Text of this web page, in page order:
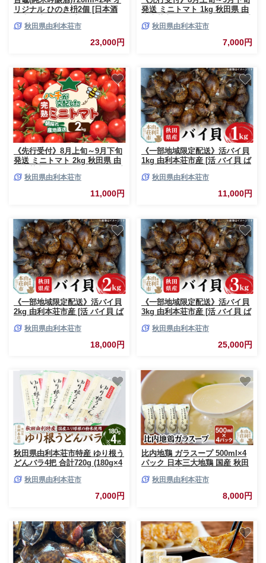
リジナル ひのき枡2個 [日本酒
ど 酒枡 さかます 7.2L セット]
秋田県由利本荘市
23,000円
発送 ミニトマト 1kg 秋田県 由
摘み 朝採り 新鮮 秋田県産 由利
秋田県由利本荘市
7,000円
《先行受付》8月上旬～9月下旬
発送 ミニトマト 2kg 秋田県 由
摘み 朝採り 新鮮 秋田県産 由利
秋田県由利本荘市
11,000円
《一部地域限定配送》活バイ貝
1kg 由利本荘市産 [活 バイ貝 ば
り 秋田県産 由利本荘市産]
秋田県由利本荘市
11,000円
《一部地域限定配送》活バイ貝
2kg 由利本荘市産 [活 バイ貝 ば
り 秋田県産 由利本荘市産]
秋田県由利本荘市
18,000円
《一部地域限定配送》活バイ貝
3kg 由利本荘市産 [活 バイ貝 ば
り 秋田県産 由利本荘市産]
秋田県由利本荘市
25,000円
秋田県由利本荘市特産 ゆり根う
どんバラ4把 合計720g (180g×4
秋田県由利本荘市
7,000円
比内地鶏 ガラスープ 500ml×4
パック 日本三大地鶏 国産 秋田
秋田県由利本荘市
8,000円